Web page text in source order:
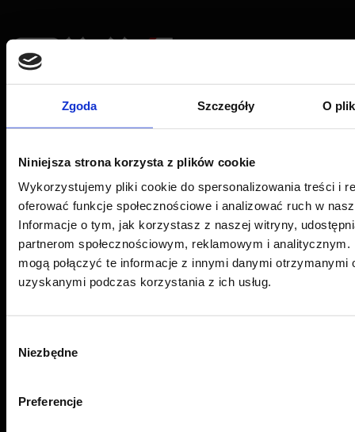
Zgoda Szczegóły O
Niniejsza strona korzysta z plików cookie
Wykorzystujemy pliki cookie do spersonalizowania treści i
oferować funkcje społecznościowe i analizować ruch w
Informacje o tym, jak korzystasz z naszej witryny,
partnerom społecznościowym, reklamowym i analitycznym.
mogą połączyć te informacje z innymi danymi otrzymanymi
uzyskanymi podczas korzystania z ich usług.
zgody
Niezbędne
Preferencje
Centrum folii samochodowych
Oddział Sonina -+48 534 704 315
ul. 9 Dywizji Piechoty 79, 35-001 Rzeszów
Oddział Rzeszów -+48 575 676 005
Email:pwj.poczta@gmail.com
FAQ